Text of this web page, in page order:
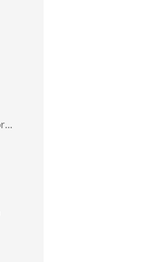
ig.excel.DuplicateConditionalFormat